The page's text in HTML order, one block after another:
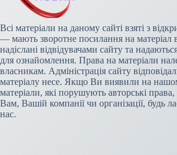
Всі матеріали на даному сайті взяті з
— мають зворотне посилання на матеріал в
надіслані відвідувачами сайту та
для ознайомлення. Права на матеріали
власникам. Адміністрація сайту
матеріалу несе. Якщо Ви виявили на
матеріали, які порушують авторські
Вам, Вашій компанії чи організації, будь
нас.